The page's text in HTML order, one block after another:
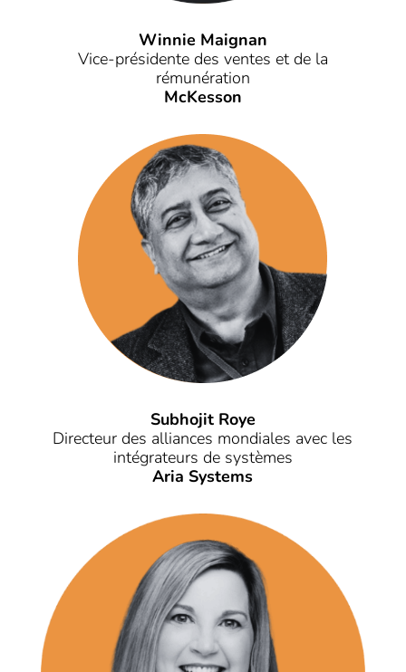
Winnie Maignan
Vice-présidente des ventes et de la
rémunération
McKesson
Subhojit Roye
Directeur des alliances mondiales avec les
intégrateurs de systèmes
Aria Systems